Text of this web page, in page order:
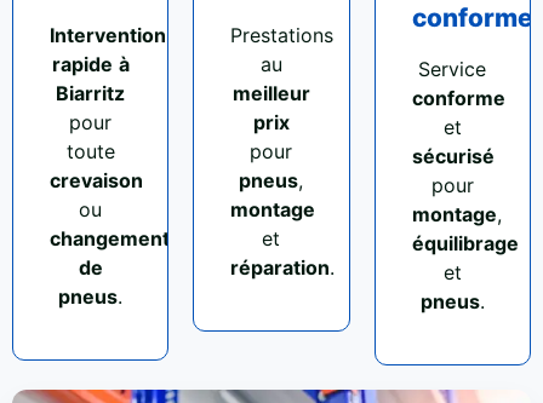
Intervention
rapide à
Biarritz
pour
toute
crevaison
ou
changement
de
pneus.
Prestations
au
meilleur
prix
pour
pneus,
montage
et
réparation.
conforme
Service
conforme
et
sécurisé
pour
montage,
équilibrage
et
pneus.